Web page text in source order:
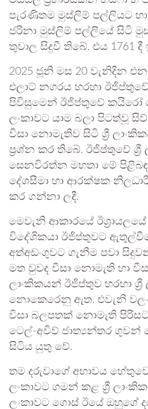
පැරණිතම මුස්ලිම් පල්ලියට
ජරිනා මුස්ලිම් පල්ලියේ සිටි
තුවාල සිදුවී තිබේ. එය 1761
2025 ජූනි මස 20 වැනිදින
එලාට් නගරය හරහා ඊජිප්තුවේ
පිවිසුමෙන් ඊජිප්තුවේ කයිරෝ
ලංකාවට යාම බලා පිටත්වූ
විසා නොමැතිව සිටි ශ්‍රී
ප්‍රශ්න කර තිබේ. ඊජිප්තුවේ ශ්‍රී
සෙනවිරත්න මහතා මේ
දේශසීමා හා ආරක්ෂක
කර ගන්නා ලදී.
මෙවැනි ආකාරයේ
විදේශිකයා ඊජිප්තුවට
අත්අඩංගුවට ගැනීම පවා
මත වුවද වීසා නොමැති හා
ලාංකිකයන් ඊජිප්තුව හරහා ශ්‍රී
නොකෙරෙනු ඇත. එවැනි
විසා බලපතක් නොමැති පිරිසට
ටෙල්-අවිව් ජාත්‍යන්තර
සිටිය යුතු වේ.
තම දරුවාගේ අභාවය
ලංකාවට ගමන් කළ ශ්‍රී
ලංකාවට ගොස් ඊයේ ඔහුගේ